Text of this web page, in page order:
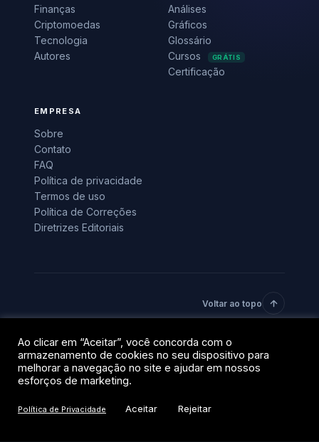
Finanças
Criptomoedas
Tecnologia
Autores
Análises
Gráficos
Glossário
Cursos
GRÁTIS
Certificação
EMPRESA
Sobre
Contato
FAQ
Política de privacidade
Termos de uso
Política de Correções
Diretrizes Editoriais
Voltar ao topo
© 2026 BlockTrends · Uma vertical do grupo QR Capital.
Todos os direitos reservados.
PrivacidadeTermos
Ao clicar em “Aceitar”, você concorda com o
armazenamento de cookies no seu dispositivo para
melhorar a navegação no site e ajudar em nossos
esforços de marketing.
Política de Privacidade Aceitar Rejeitar